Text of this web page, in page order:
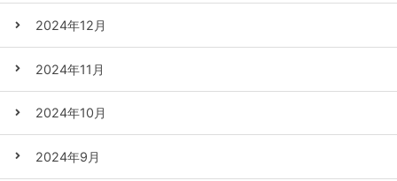
2024年12月
2024年11月
2024年10月
2024年9月